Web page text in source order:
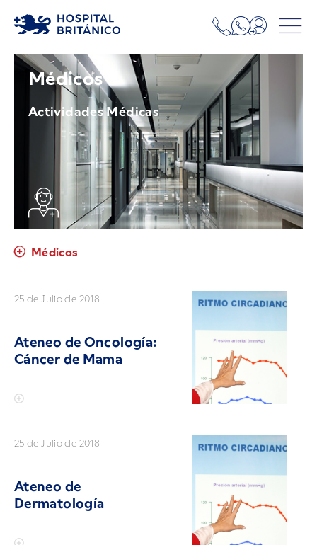
Médicos
Actividades Médicas
Médicos
25 de Julio de 2018
Ateneo de Oncología:
Cáncer de Mama
25 de Julio de 2018
Ateneo de
Dermatología